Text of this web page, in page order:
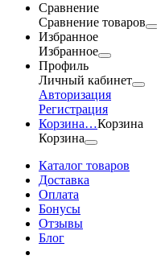
Сравнение
Сравнение товаров
Избранное
Избранное
Профиль
Личный кабинет
Авторизация
Регистрация
Корзина…Корзина
Корзина
Каталог товаров
Доставка
Оплата
Бонусы
Отзывы
Блог